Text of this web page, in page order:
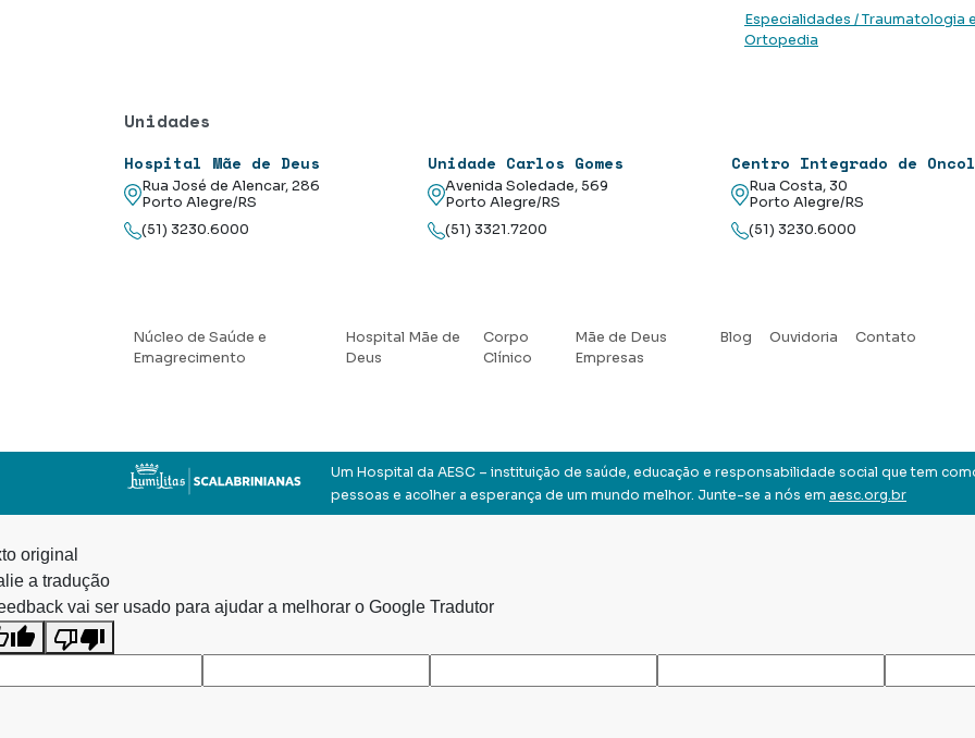
Especialidades / Traumatologia e
Ortopedia
Unidades
Hospital Mãe de Deus
Rua José de Alencar, 286
Porto Alegre/RS
(51) 3230.6000
Unidade Carlos Gomes
Avenida Soledade, 569
Porto Alegre/RS
(51) 3321.7200
Centro Integrado de
Rua Costa, 30
Porto Alegre/RS
(51) 3230.6000
Núcleo de Saúde e
Emagrecimento
Hospital Mãe de
Deus
Corpo
Clínico
Mãe de Deus
Empresas
Blog Ouvidoria Contato
Um Hospital da AESC – instituição de saúde, educação e responsabilidade social que tem
pessoas e acolher a esperança de um mundo melhor. Junte-se a nós em aesc.org.br
original
a tradução
vai ser usado para ajudar a melhorar o Google Tradutor